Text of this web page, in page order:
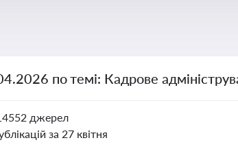
по темі: Кадрове
джерел
за 27 квітня